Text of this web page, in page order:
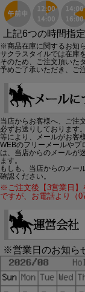
上記6つの時間指
※商品在庫に関するお知
サクラスタイルでは在庫
そのため、ご注文頂いた
予めご了承いただき、ご
当店からお客様へ、ご注
必ずお送りしております
等により、メールがお客
WEBのフリーメールやプ
は、当店からのメールが
ます。
もしも、当店からのメー
確認ください。
※ご注文後【3営業日】
ですが、お電話より（
※営業日のお知ら